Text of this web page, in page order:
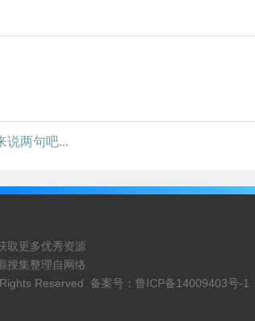
说两句吧...
取更多优秀资源
搜集整理自网络
Reserved. 备案号： 鲁ICP备14009403号-1